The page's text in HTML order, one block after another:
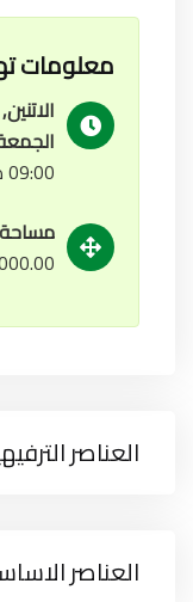
معلومات
09:00 ص إلى 03:00 م
22000.00
العناصر
العناصر